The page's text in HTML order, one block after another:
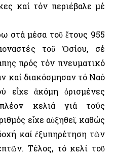
καί τόν περιέβαλε μέ
στά μέσα τοῦ ἔτους 955
τοῦ Ὁσίου, σέ
πρός τόν πνευματικό
καί διακόσμησαν τό Ναό
εἶχε ἀκόμη ὁρισμένες
κελιά γιά τούς
εἶχε αὐξηθεῖ, καθώς
καί ἐξυπηρέτηση τῶν
Τέλος, τό κελί τοῦ